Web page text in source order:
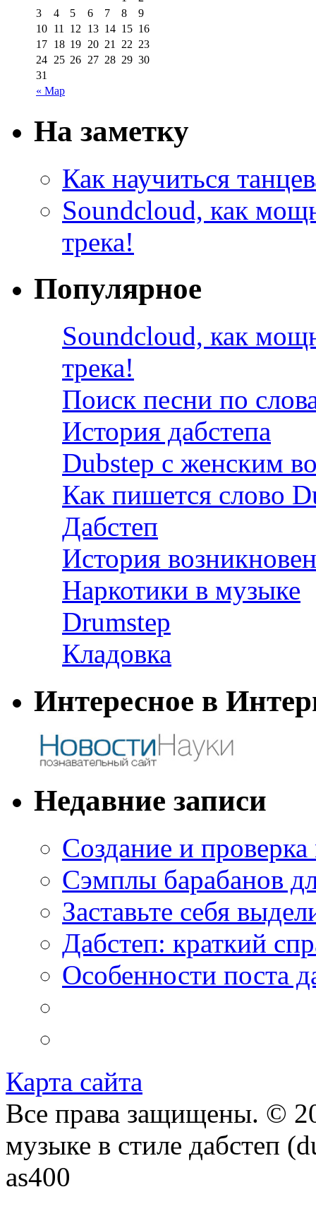
« Мар
3
4 5 6 7 8
9
10 11 12 13 14 15 16
17 18 19 20 21 22 23
24 25 26 27 28 29 30
31
На заметку
Как научиться
Soundcloud, как
трека!
Популярное
Soundcloud, как
трека!
Поиск песни по
История дабстепа
Dubstep с женским
Как пишется слово
Дабстеп
История
Наркотики в музыке
Drumstep
Кладовка
Интересное в
Недавние записи
Создание и
Сэмплы барабанов
Заставьте себя
Дабстеп: краткий
Особенности поста
Карта сайта
Все права защищены. ©
музыке в стиле дабстеп
as400